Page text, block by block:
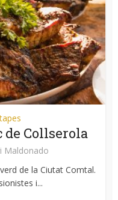
de Collserola
Maldonado
de la Ciutat Comtal.
i...